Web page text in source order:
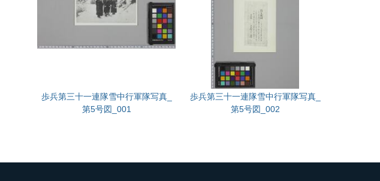
歩兵第三十一連隊雪中行軍隊写真_
第5号図_001
歩兵第三十一連隊雪中行軍隊写真_
第5号図_002